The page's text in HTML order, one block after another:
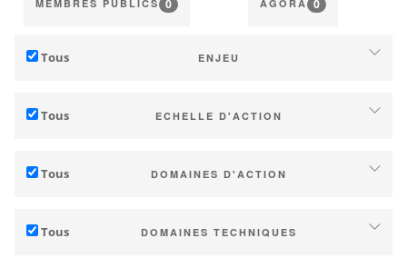
MEMBRES PUBLICS 0 AGORA 0
Tous ENJEU
Atténuation des émissions de GES
Tous ECHELLE D'ACTION
Coopératives, négoce ...
Tous DOMAINES D'ACTION
Management - marketing (incrémental)
Tous DOMAINES TECHNIQUES